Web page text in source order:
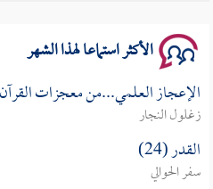
الأكثر استماعا لهذا الشهر
الإعجاز العلمي...من معجزات القرآن
زغلول النجار
القدر (24)
سفر الحوالي